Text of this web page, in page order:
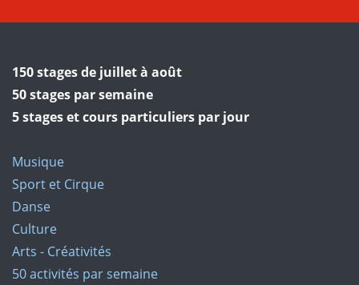
150 stages de juillet à août
50 stages par semaine
5 stages et cours particuliers par jour
Musique
Sport et Cirque
Danse
Culture
Arts - Créativités
50 activités par semaine